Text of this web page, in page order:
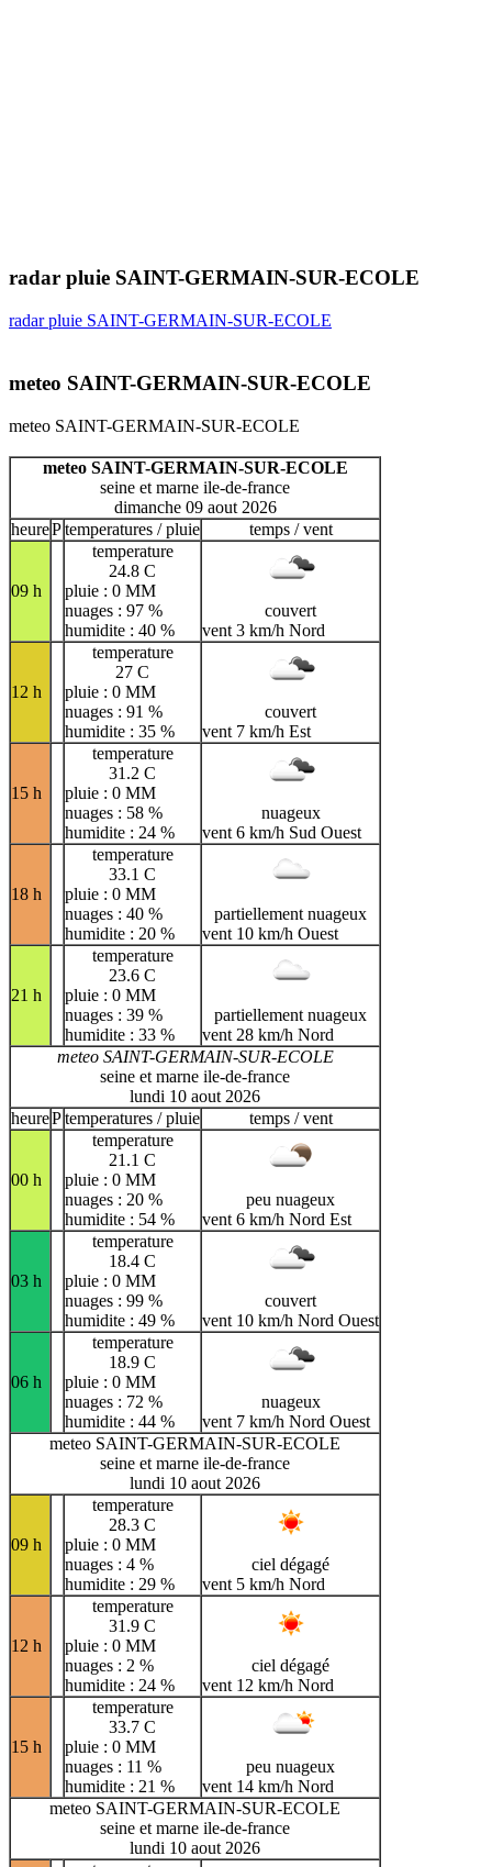
radar pluie SAINT-GERMAIN-SUR-ECOLE
radar pluie SAINT-GERMAIN-SUR-ECOLE
meteo SAINT-GERMAIN-SUR-ECOLE
meteo SAINT-GERMAIN-SUR-ECOLE
meteo SAINT-GERMAIN-SUR-ECOLE
seine et marne ile-de-france
dimanche 09 aout 2026
heurePtemperatures / pluie temps / vent
09 h
temperature
24.8 C
pluie : 0 MM
nuages : 97 %
humidite : 40 %
couvert
vent 3 km/h Nord
12 h
temperature
27 C
pluie : 0 MM
nuages : 91 %
humidite : 35 %
couvert
vent 7 km/h Est
15 h
temperature
31.2 C
pluie : 0 MM
nuages : 58 %
humidite : 24 %
nuageux
vent 6 km/h Sud Ouest
18 h
temperature
33.1 C
pluie : 0 MM
nuages : 40 %
humidite : 20 %
partiellement nuageux
vent 10 km/h Ouest
21 h
temperature
23.6 C
pluie : 0 MM
nuages : 39 %
humidite : 33 %
partiellement nuageux
vent 28 km/h Nord
meteo SAINT-GERMAIN-SUR-ECOLE
seine et marne ile-de-france
lundi 10 aout 2026
heurePtemperatures / pluie temps / vent
00 h
temperature
21.1 C
pluie : 0 MM
nuages : 20 %
humidite : 54 %
peu nuageux
vent 6 km/h Nord Est
03 h
temperature
18.4 C
pluie : 0 MM
nuages : 99 %
humidite : 49 %
couvert
vent 10 km/h Nord Ouest
06 h
temperature
18.9 C
pluie : 0 MM
nuages : 72 %
humidite : 44 %
nuageux
vent 7 km/h Nord Ouest
meteo SAINT-GERMAIN-SUR-ECOLE
seine et marne ile-de-france
lundi 10 aout 2026
09 h
temperature
28.3 C
pluie : 0 MM
nuages : 4 %
humidite : 29 %
ciel dégagé
vent 5 km/h Nord
12 h
temperature
31.9 C
pluie : 0 MM
nuages : 2 %
humidite : 24 %
ciel dégagé
vent 12 km/h Nord
15 h
temperature
33.7 C
pluie : 0 MM
nuages : 11 %
humidite : 21 %
peu nuageux
vent 14 km/h Nord
meteo SAINT-GERMAIN-SUR-ECOLE
seine et marne ile-de-france
lundi 10 aout 2026